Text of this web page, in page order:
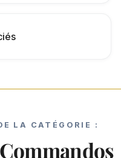
LA CATÉGORIE :